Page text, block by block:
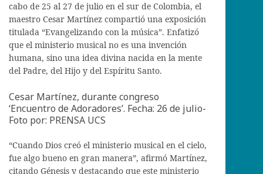
cabo de 25 al 27 de julio en el sur de Colombia, el
maestro Cesar Martínez compartió una exposición
titulada “Evangelizando con la música”. Enfatizó
que el ministerio musical no es una invención
humana, sino una idea divina nacida en la mente
del Padre, del Hijo y del Espíritu Santo.
Cesar Martínez, durante congreso
‘Encuentro de Adoradores’. Fecha: 26 de julio-
Foto por: PRENSA UCS
“Cuando Dios creó el ministerio musical en el cielo,
fue algo bueno en gran manera”, afirmó Martínez,
citando Génesis y destacando que este ministerio